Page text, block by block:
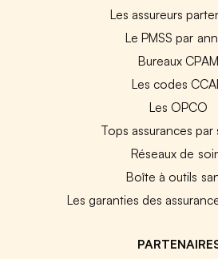
Les assureurs
Le PMSS par
Bureaux CPAM
Les codes
Les OPCO
Tops assurances par
Réseaux de
Boîte à outils
Les garanties des